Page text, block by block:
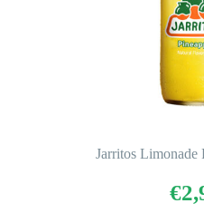
Jarritos Limonade
€